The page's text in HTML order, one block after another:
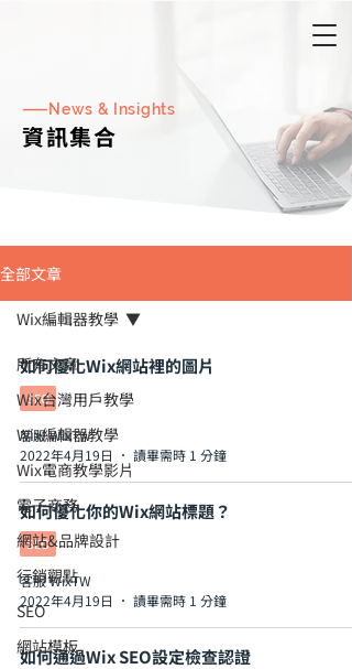
——​News & Insights
資訊集合
全部文章
所有文章
Wix台灣用戶教學
Wix編輯器教學
Wix電商教學影片
電子商務
網站&品牌設計
行銷觀點
SEO
網站模板
Wix編輯器教學
如何優化Wix網站裡的圖片
SEO
客服 WixTW
2022年4月19日
讀畢需時 1 分鐘
如何優化你的Wix網站標題？
SEO
客服 WixTW
2022年4月19日
讀畢需時 1 分鐘
如何通過Wix SEO設定檢查認證